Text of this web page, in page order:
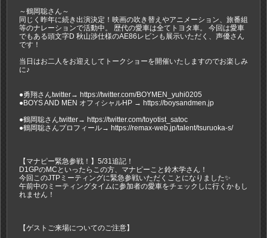
～鶴岡聡さん～
同じく昨年に続き出演決定！映画の吹き替えやアニメーション、旅番組
等のナレーションで活動中。 歴代の愛車は全てトヨタ車。 今回は愛車
でもある頭文字D 秋山渉仕様のAE86レビンも展示いただく、声優さん
です！
当日はお二人をお迎えしてトークショーを開催いたしますのでお楽しみ
に♪
●勇翔さんtwitter→ https://twitter.com/BOYMEN_yuhi0205
●BOYS AND MEN オフィシャルHP → https://boysandmen.jp
●鶴岡聡さんtwitter→ https://twitter.com/toyotist_satoc
●鶴岡聡さんプロフィール→ https://remax-web.jp/talent/tsuruoka-s/
【マナピー緊急参戦！】5/31追記！
D1GPのMCといったらこの方、マナピーこと鈴木学さん！
今回このJTPミーティングに緊急参戦いただくことになりました✨
午前中のミーティングタイムに参加者の愛車をチェックしに行くかもし
れません！
【ゲストご来場についてのご注意】